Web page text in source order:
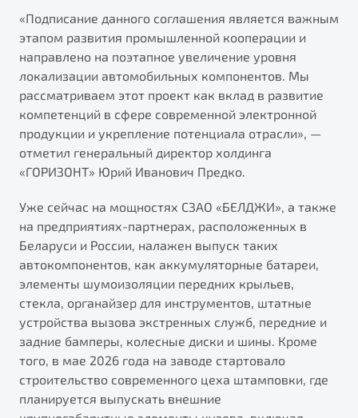
Будьте еще более уверены на дорогах с программой
"Помощь на дорогах"
Преимущества программы
Запись на сервис
Калькулятор ТО
Клиентская поддержка
«Подписание данного соглашения является важным
этапом развития промышленной кооперации и
направлено на поэтапное увеличение уровня
локализации автомобильных компонентов. Мы
рассматриваем этот проект как вклад в развитие
компетенций в сфере современной электронной
продукции и укрепление потенциала отрасли», —
отметил генеральный директор холдинга
«ГОРИЗОНТ» Юрий Иванович Предко.
Уже сейчас на мощностях СЗАО «БЕЛДЖИ», а также
на предприятиях-партнерах, расположенных в
Беларуси и России, налажен выпуск таких
автокомпонентов, как аккумуляторные батареи,
элементы шумоизоляции передних крыльев,
стекла, органайзер для инструментов, штатные
устройства вызова экстренных служб, передние и
задние бамперы, колесные диски и шины. Кроме
того, в мае 2026 года на заводе стартовало
строительство современного цеха штамповки, где
планируется выпускать внешние